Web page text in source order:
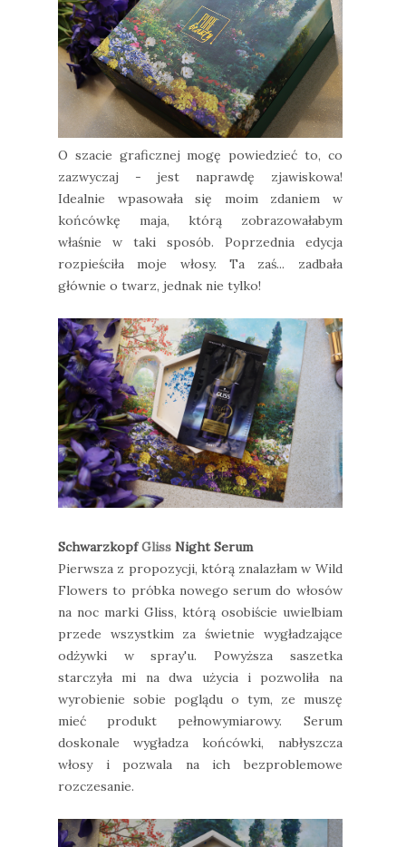
O szacie graficznej mogę powiedzieć to, co
zazwyczaj - jest naprawdę zjawiskowa!
Idealnie wpasowała się moim zdaniem w
końcówkę maja, którą zobrazowałabym
właśnie w taki sposób. Poprzednia edycja
rozpieściła moje włosy. Ta zaś... zadbała
głównie o twarz, jednak nie tylko!
SchwarzkopfGliss Night Serum
Pierwsza z propozycji, którą znalazłam w Wild
Flowers to próbka nowego serum do włosów
na noc marki Gliss, którą osobiście uwielbiam
przede wszystkim za świetnie wygładzające
odżywki w spray'u. Powyższa saszetka
starczyła mi na dwa użycia i pozwoliła na
wyrobienie sobie poglądu o tym, ze muszę
mieć produkt pełnowymiarowy. Serum
doskonale wygładza końcówki, nabłyszcza
włosy i pozwala na ich bezproblemowe
rozczesanie.